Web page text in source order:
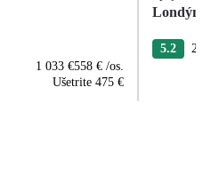
1 033 €558 € /os.
Ušetrite 475 €
Londýn
5.2